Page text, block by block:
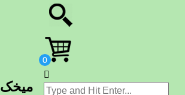
میخک‌ 100 گرمی